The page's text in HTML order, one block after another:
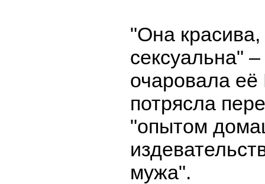
"Она
сексуальна"
очаровала
потрясла
"опытом
мужа".